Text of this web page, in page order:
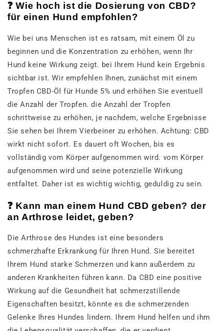
❓ Wie hoch ist die Dosierung von CBD?
für einen Hund empfohlen?
Wie bei uns Menschen ist es ratsam, mit einem Öl zu
beginnen und die Konzentration zu erhöhen, wenn Ihr
Hund keine Wirkung zeigt. bei Ihrem Hund kein Ergebnis
sichtbar ist. Wir empfehlen Ihnen, zunächst mit einem
Tropfen CBD-Öl für Hunde 5% und erhöhen Sie eventuell
die Anzahl der Tropfen. die Anzahl der Tropfen
schrittweise zu erhöhen, je nachdem, welche Ergebnisse
Sie sehen bei Ihrem Vierbeiner zu erhöhen. Achtung: CBD
wirkt nicht sofort. Es dauert oft Wochen, bis es
vollständig vom Körper aufgenommen wird. vom Körper
aufgenommen wird und seine potenzielle Wirkung
entfaltet. Daher ist es wichtig wichtig, geduldig zu sein.
❓ Kann man einem Hund CBD geben? der
an Arthrose leidet, geben?
Die Arthrose des Hundes ist eine besonders
schmerzhafte Erkrankung für Ihren Hund. Sie bereitet
Ihrem Hund starke Schmerzen und kann außerdem zu
anderen Krankheiten führen kann. Da CBD eine positive
Wirkung auf die Gesundheit hat schmerzstillende
Eigenschaften besitzt, könnte es die schmerzenden
Gelenke Ihres Hundes lindern. Ihrem Hund helfen und ihm